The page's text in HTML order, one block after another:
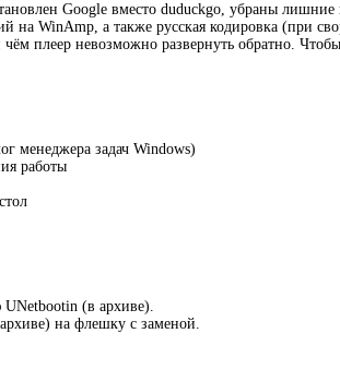
Google вместо duduckgo, убраны
на WinAmp, а также русская кодировка (при
чём плеер невозможно развернуть обратно.
менеджера задач Windows)
работы
(в архиве).
на флешку с заменой.